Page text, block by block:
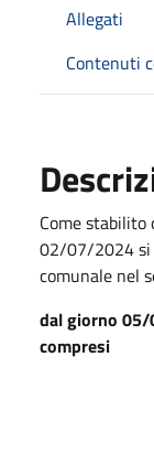
Allegati
Contenuti
Come stabilito
02/07/2024 si
comunale nel
dal giorno
compresi